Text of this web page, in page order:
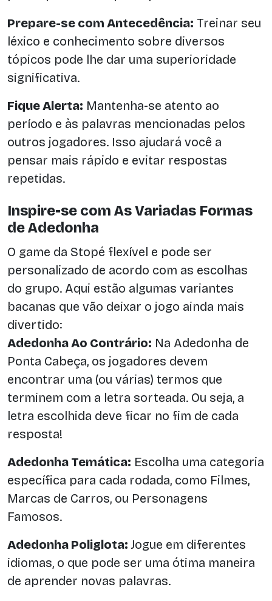
Prepare-se com Antecedência: Treinar seu
léxico e conhecimento sobre diversos
tópicos pode lhe dar uma superioridade
significativa.
Fique Alerta: Mantenha-se atento ao
período e às palavras mencionadas pelos
outros jogadores. Isso ajudará você a
pensar mais rápido e evitar respostas
repetidas.
Inspire-se com As Variadas Formas
de Adedonha
O game da Stopé flexível e pode ser
personalizado de acordo com as escolhas
do grupo. Aqui estão algumas variantes
bacanas que vão deixar o jogo ainda mais
divertido:
Adedonha Ao Contrário: Na Adedonha de
Ponta Cabeça, os jogadores devem
encontrar uma (ou várias) termos que
terminem com a letra sorteada. Ou seja, a
letra escolhida deve ficar no fim de cada
resposta!
Adedonha Temática: Escolha uma categoria
específica para cada rodada, como Filmes,
Marcas de Carros, ou Personagens
Famosos.
Adedonha Poliglota: Jogue em diferentes
idiomas, o que pode ser uma ótima maneira
de aprender novas palavras.